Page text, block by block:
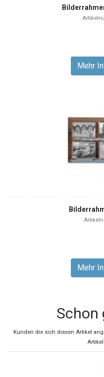
Mehr
Mehr
Schon
Kunden die sich diesen Artikel